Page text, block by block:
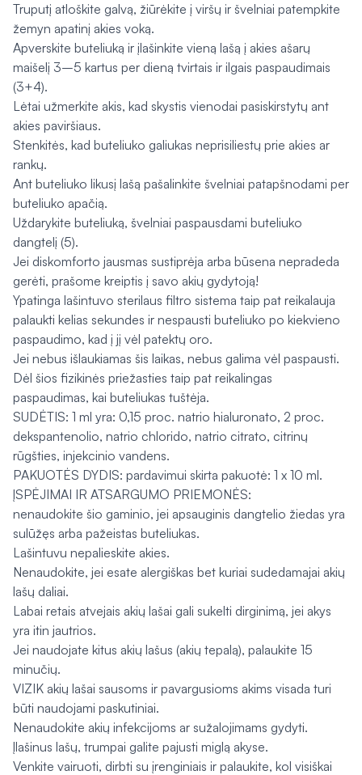
Truputį atloškite galvą, žiūrėkite į viršų ir švelniai patempkite
žemyn apatinį akies voką.
Apverskite buteliuką ir įlašinkite vieną lašą į akies ašarų
maišelį 3–5 kartus per dieną tvirtais ir ilgais paspaudimais
(3+4).
Lėtai užmerkite akis, kad skystis vienodai pasiskirstytų ant
akies paviršiaus.
Stenkitės, kad buteliuko galiukas neprisiliestų prie akies ar
rankų.
Ant buteliuko likusį lašą pašalinkite švelniai patapšnodami per
buteliuko apačią.
Uždarykite buteliuką, švelniai paspausdami buteliuko
dangtelį (5).
Jei diskomforto jausmas sustiprėja arba būsena nepradeda
gerėti, prašome kreiptis į savo akių gydytoją!
Ypatinga lašintuvo sterilaus ﬁltro sistema taip pat reikalauja
palaukti kelias sekundes ir nespausti buteliuko po kiekvieno
paspaudimo, kad į jį vėl patektų oro.
Jei nebus išlaukiamas šis laikas, nebus galima vėl paspausti.
Dėl šios ﬁzikinės priežasties taip pat reikalingas
paspaudimas, kai buteliukas tuštėja.
SUDĖTIS: 1 ml yra: 0,15 proc. natrio hialuronato, 2 proc.
dekspantenolio, natrio chlorido, natrio citrato, citrinų
rūgšties, injekcinio vandens.
PAKUOTĖS DYDIS: pardavimui skirta pakuotė: 1 x 10 ml.
ĮSPĖJIMAI IR ATSARGUMO PRIEMONĖS:
nenaudokite šio gaminio, jei apsauginis dangtelio žiedas yra
sulūžęs arba pažeistas buteliukas.
Lašintuvu nepalieskite akies.
Nenaudokite, jei esate alergiškas bet kuriai sudedamajai akių
lašų daliai.
Labai retais atvejais akių lašai gali sukelti dirginimą, jei akys
yra itin jautrios.
Jei naudojate kitus akių lašus (akių tepalą), palaukite 15
minučių.
VIZIK akių lašai sausoms ir pavargusioms akims visada turi
būti naudojami paskutiniai.
Nenaudokite akių infekcijoms ar sužalojimams gydyti.
Įlašinus lašų, trumpai galite pajusti miglą akyse.
Venkite vairuoti, dirbti su įrenginiais ir palaukite, kol visiškai